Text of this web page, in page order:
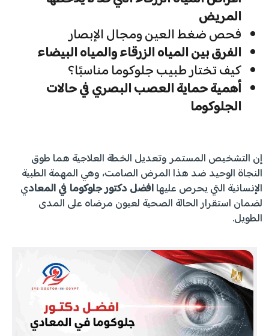
المريض
فحص ضغط العين ومجال الإبصار
الفرق بين المياه الزرقاء والمياه البيضاء
كيف تختار طبيب جلوكوما مناسبًا؟
أهمية حماية العصب البصري في حالات
الجلوكوما
إن التشخيص المستمر وتعديل الخطة العلاجية هما طوق
النجاة الوحيد ضد هذا المرض الصامت، وهي المهمة الطبية
الإنسانية التي يحرص عليهاافضل دكتور جلوكوما في المعادي
لضمان استقرار الحالة الصحية لعيون مرضاه على المدى
الطويل.